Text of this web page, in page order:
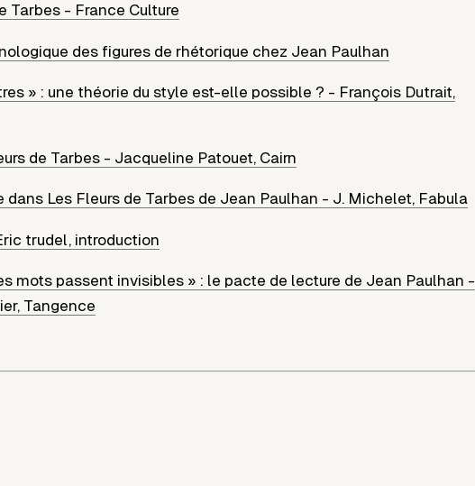
Tarbes - France Culture
des figures de rhétorique chez Jean Paulhan
» : une théorie du style est-elle possible ? - François Dutrait,
de Tarbes - Jacqueline Patouet, Cairn
dans Les Fleurs de Tarbes de Jean Paulhan - J. Michelet, Fabula
trudel, introduction
mots passent invisibles » : le pacte de lecture de Jean Paulhan -
Tangence